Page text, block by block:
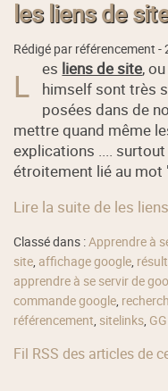
les liens de
Rédigé par référencement -
L es liens de site,
himself sont très
posées dans de
mettre quand même
explications ....
étroitement lié au mot
Lire la suite de les
Classé dans :Apprendre à
site, affichage google,
apprendre à se servir de
commande google,
référencement, sitelinks,
Fil RSS des articles de